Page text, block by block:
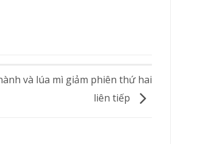
và lúa mì giảm phiên thứ hai
liên tiếp